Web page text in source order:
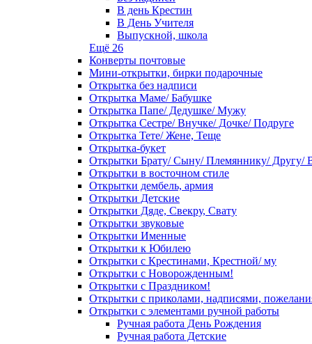
В день Крестин
В День Учителя
Выпускной, школа
Ещё 26
Конверты почтовые
Мини-открытки, бирки подарочные
Открытка без надписи
Открытка Маме/ Бабушке
Открытка Папе/ Дедушке/ Мужу
Открытка Сестре/ Внучке/ Дочке/ Подруге
Открытка Тете/ Жене, Теще
Открытка-букет
Открытки Брату/ Сыну/ Племяннику/ Другу/
Открытки в восточном стиле
Открытки дембель, армия
Открытки Детские
Открытки Дяде, Свекру, Свату
Открытки звуковые
Открытки Именные
Открытки к Юбилею
Открытки с Крестинами, Крестной/ му
Открытки с Новорожденным!
Открытки с Праздником!
Открытки с приколами, надписями,
Открытки с элементами ручной работы
Ручная работа День Рождения
Ручная работа Детские